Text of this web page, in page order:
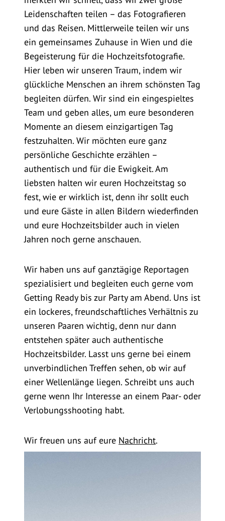
Leidenschaften teilen – das Fotografieren
und das Reisen. Mittlerweile teilen wir uns
ein gemeinsames Zuhause in Wien und die
Begeisterung für die Hochzeitsfotografie.
Hier leben wir unseren Traum, indem wir
glückliche Menschen an ihrem schönsten Tag
begleiten dürfen. Wir sind ein eingespieltes
Team und geben alles, um eure besonderen
Momente an diesem einzigartigen Tag
festzuhalten. Wir möchten eure ganz
persönliche Geschichte erzählen –
authentisch und für die Ewigkeit. Am
liebsten halten wir euren Hochzeitstag so
fest, wie er wirklich ist, denn ihr sollt euch
und eure Gäste in allen Bildern wiederfinden
und eure Hochzeitsbilder auch in vielen
Jahren noch gerne anschauen.
Wir haben uns auf ganztägige Reportagen
spezialisiert und begleiten euch gerne vom
Getting Ready bis zur Party am Abend. Uns ist
ein lockeres, freundschaftliches Verhältnis zu
unseren Paaren wichtig, denn nur dann
entstehen später auch authentische
Hochzeitsbilder. Lasst uns gerne bei einem
unverbindlichen Treffen sehen, ob wir auf
einer Wellenlänge liegen. Schreibt uns auch
gerne wenn Ihr Interesse an einem Paar- oder
Verlobungsshooting habt.
Wir freuen uns auf eure Nachricht.